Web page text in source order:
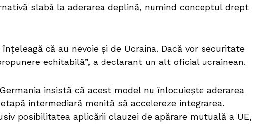
slabă la aderarea deplină, numind conceptul drept
că au nevoie și de Ucraina. Dacă vor securitate
echitabilă”, a declarant un alt oficial ucrainean.
insistă că acest model nu înlocuiește aderarea
intermediară menită să accelereze integrarea.
posibilitatea aplicării clauzei de apărare mutuală a UE,